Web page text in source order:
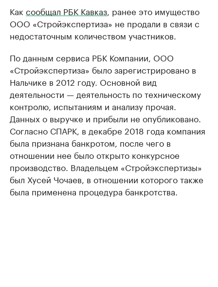
Как сообщал РБК Кавказ , ранее это имущество
ООО «Стройэкспертиза» не продали в связи с
недостаточным количеством участников.
По данным сервиса РБК Компании, ООО
«Стройэкспертиза» было зарегистрировано в
Нальчике в 2012 году. Основной вид
деятельности — деятельность по техническому
контролю, испытаниям и анализу прочая.
Данных о выручке и прибыли не опубликовано.
Согласно СПАРК, в декабре 2018 года компания
была признана банкротом, после чего в
отношении нее было открыто конкурсное
производство. Владельцем «Стройэкспертизы»
был Хусей Чочаев, в отношении которого также
была применена процедура банкротства.